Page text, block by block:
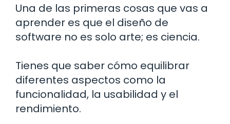
Una de las primeras cosas que vas a
aprender es que el diseño de
software no es solo arte; es ciencia.
Tienes que saber cómo equilibrar
diferentes aspectos como la
funcionalidad, la usabilidad y el
rendimiento.